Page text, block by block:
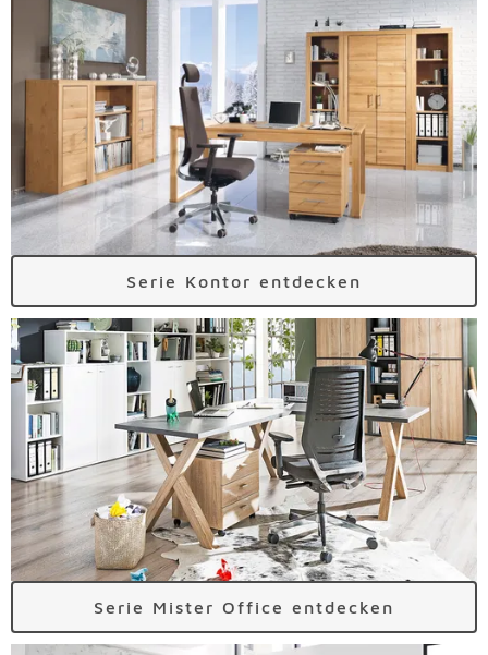
Serie Kontor entdecken
Serie Mister Office entdecken